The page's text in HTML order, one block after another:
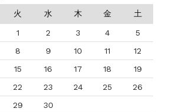
火 水 木 金 土
1 2 3 4
5
8 9 10 11
12
15 16 17 18
19
22 23 24 25
26
29 30